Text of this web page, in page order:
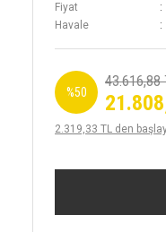
Fiyat
Havale
%50
43.616,88
2.319,33 TL den